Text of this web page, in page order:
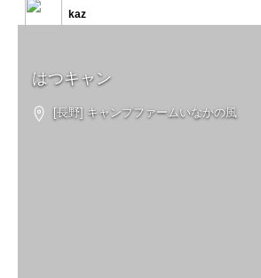
はつキャン
[長野] キャンプファームいなかの風
kaz